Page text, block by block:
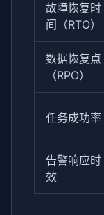
故障恢复时
间（RTO）
数据恢复点
（RPO）
任务成功率
告警响应时
效